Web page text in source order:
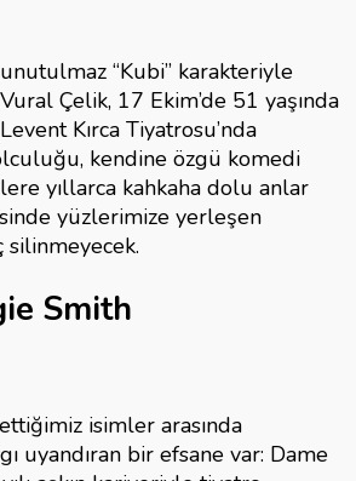
unutulmaz “Kubi” karakteriyle
Çelik, 17 Ekim’de 51 yaşında
Kırca Tiyatrosu’nda
kendine özgü komedi
yıllarca kahkaha dolu anlar
yüzlerimize yerleşen
Smith
isimler arasında
uyandıran bir efsane var: Dame